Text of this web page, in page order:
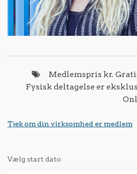
Medlemspris kr.
Fysisk deltagelse er
Tjek om din virksomhed er medlem
Vælg start dato